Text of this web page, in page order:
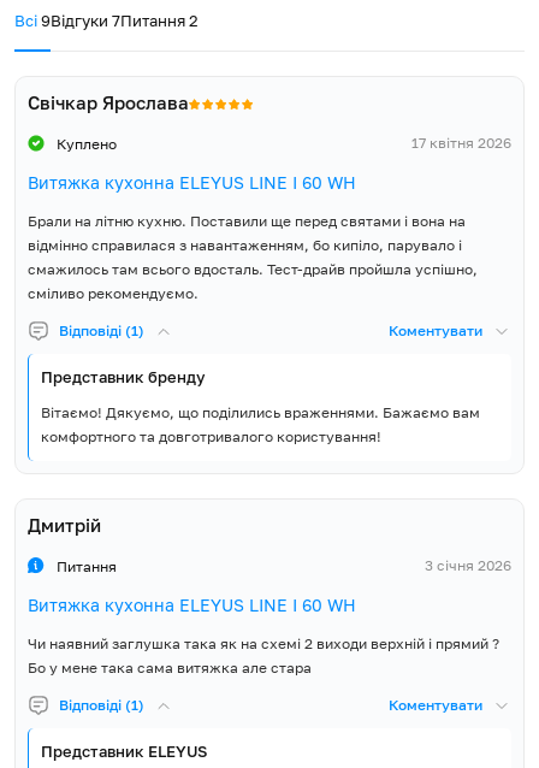
Гарантія, місяців
Комплект постачання
мм, Монтажні шурупи та
дюбелі
кухонної техніки, тому надає 5 років повної гарантії виробника
та забезпечує широку і доступну мережу сервісних центрів у
кожному регіоні України.
Всі9Відгуки 7Питання2
Свічкар Ярослава
Куплено 17 квітня 2026
Витяжка кухонна ELEYUS LINE I 60 WH
Брали на літню кухню. Поставили ще перед святами і вона на
відмінно справилася з навантаженням, бо кипіло, парувало і
смажилось там всього вдосталь. Тест-драйв пройшла успішно,
сміливо рекомендуємо.
Відповіді (1) Коментувати
Представник бренду
Вітаємо! Дякуємо, що поділились враженнями. Бажаємо вам
комфортного та довготривалого користування!
Дмитрій
Питання 3 січня 2026
Витяжка кухонна ELEYUS LINE I 60 WH
Чи наявний заглушка така як на схемі 2 виходи верхній і прямий ?
Бо у мене така сама витяжка але стара
Відповіді (1) Коментувати
Представник ELEYUS